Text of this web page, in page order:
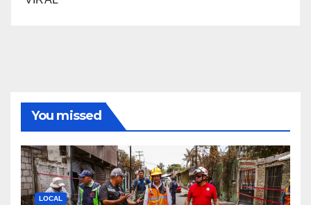
You missed
LOCAL